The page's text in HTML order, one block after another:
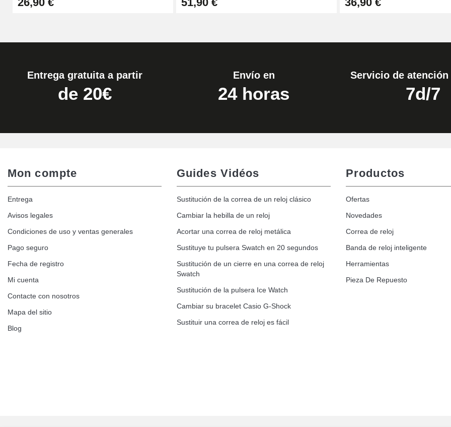
Entrega gratuita a partir
de 20€
Envío en
24 horas
Servicio de
7d/7
Mon compte
Entrega
Avisos legales
Condiciones de uso y ventas generales
Pago seguro
Fecha de registro
Mi cuenta
Contacte con nosotros
Mapa del sitio
Blog
Guides Vidéos
Sustitución de la correa de un reloj clásico
Cambiar la hebilla de un reloj
Acortar una correa de reloj metálica
Sustituye tu pulsera Swatch en 20 segundos
Sustitución de un cierre en una correa de reloj
Swatch
Sustitución de la pulsera Ice Watch
Cambiar su bracelet Casio G-Shock
Sustituir una correa de reloj es fácil
Productos
Ofertas
Novedades
Correa de reloj
Banda de reloj inteligente
Herramientas
Pieza De Repuesto